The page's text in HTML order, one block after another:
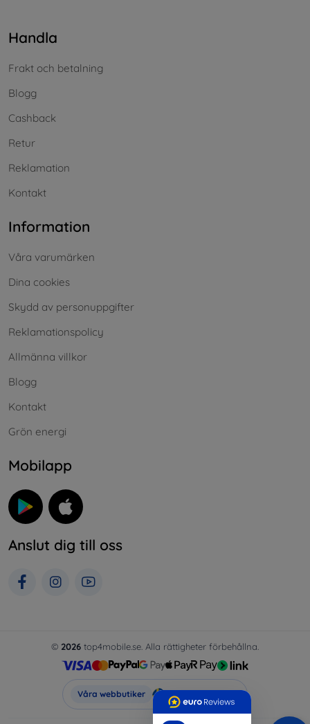
Handla
Frakt och betalning
Blogg
Cashback
Retur
Reklamation
Kontakt
Information
Våra varumärken
Dina cookies
Skydd av personuppgifter
Reklamationspolicy
Allmänna villkor
Blogg
Kontakt
Grön energi
Mobilapp
Anslut dig till oss
© 2026 top4mobile.se. Alla rättigheter förbehållna.
Våra webbutiker Top4Mobile.se